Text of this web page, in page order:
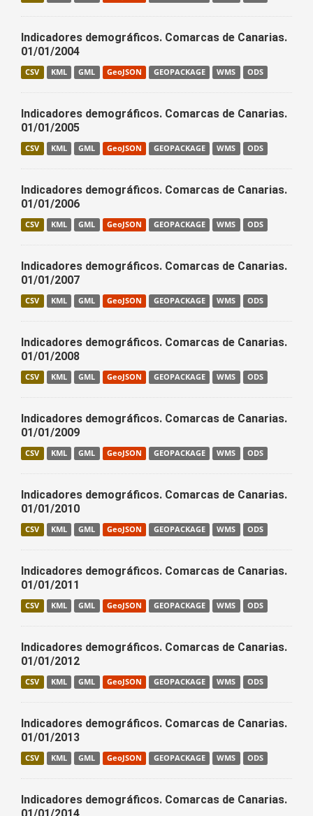
Indicadores demográficos. Comarcas de Canarias.
01/01/2004
CSV KML GML GeoJSON GEOPACKAGE WMS ODS
Indicadores demográficos. Comarcas de Canarias.
01/01/2005
CSV KML GML GeoJSON GEOPACKAGE WMS ODS
Indicadores demográficos. Comarcas de Canarias.
01/01/2006
CSV KML GML GeoJSON GEOPACKAGE WMS ODS
Indicadores demográficos. Comarcas de Canarias.
01/01/2007
CSV KML GML GeoJSON GEOPACKAGE WMS ODS
Indicadores demográficos. Comarcas de Canarias.
01/01/2008
CSV KML GML GeoJSON GEOPACKAGE WMS ODS
Indicadores demográficos. Comarcas de Canarias.
01/01/2009
CSV KML GML GeoJSON GEOPACKAGE WMS ODS
Indicadores demográficos. Comarcas de Canarias.
01/01/2010
CSV KML GML GeoJSON GEOPACKAGE WMS ODS
Indicadores demográficos. Comarcas de Canarias.
01/01/2011
CSV KML GML GeoJSON GEOPACKAGE WMS ODS
Indicadores demográficos. Comarcas de Canarias.
01/01/2012
CSV KML GML GeoJSON GEOPACKAGE WMS ODS
Indicadores demográficos. Comarcas de Canarias.
01/01/2013
CSV KML GML GeoJSON GEOPACKAGE WMS ODS
Indicadores demográficos. Comarcas de Canarias.